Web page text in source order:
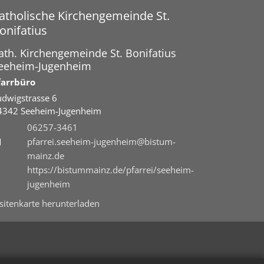
Kirchengemeinde St.
Kirchengemeinde St. Bonifatius
Jugenheim
6
Seeheim-Jugenheim
06257-3461
pfarrei.seeheim-jugenheim@bistum-
mainz.de
https://bistummainz.de/pfarrei/seeheim-
jugenheim
herunterladen